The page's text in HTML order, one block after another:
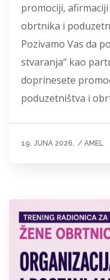
promociji,
obrtnika i
Pozivamo Vas da
stvaranja“ kao
doprinesete
poduzetništva i
19. JUNA 2026. / AMEL